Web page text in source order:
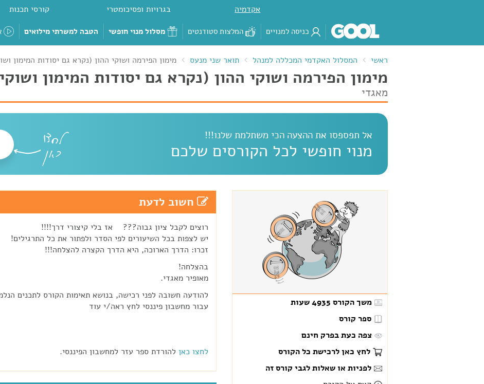
אקדמיה בגרויות ופסיכומטרי קורסי תכנות
כניסה למנויים המלצות סטודנטים מסלול מנוי חופשי הטבה למשרתי מילואים
ראשי המסלול האקדמי המכללה למנהל תואר שני מנעס מימון הפירמה ושוקי ההון (נקרא גם יסודות המימון
מימון הפירמה ושוקי ההון (נקרא גם יסודות המימון
מאגדי
אל תפספסו את ההצעה הכי משתלמת שלנו!!!
מנוי חופשי לכל הקורסים שלכם
משך הקורס4935 שעות
ספר קורס
צפה כעת בפרק חינם
לחץ כאן לרכישת כל הקורס
לפניות או שאלות לגבי קורס זה
חשוב לדעת
רוצים לקבל ציון גבוה??? אז בלי קיצורי דרך!!!!
יש לצפות בכל השיעורים לפי הסדר ולפתור את כל התרגילים!
זכרו: הדרך הארוכה, היא הדרך הקצרה להצלחה!!!
בהצלחה!
מאופיר מאגדי.
להודעה חשובה לפני רכישה, בנושא תאימות הקורס לתכנים
עבור מחשבון פיננסי לחץ ראה/י עוד
לחצו כאן להורדת ספר עזר למחשבון הפיננסי.